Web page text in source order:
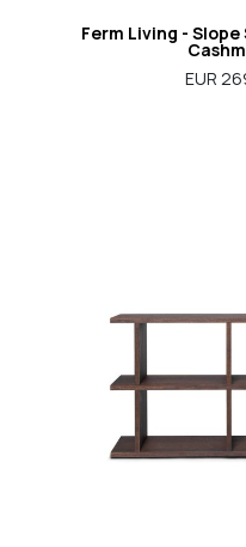
Ferm Living -
EUR